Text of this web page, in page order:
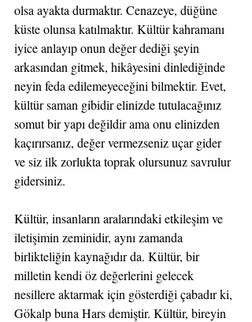
olsa ayakta durmaktır. Cenazeye, düğüne
küste olunsa katılmaktır. Kültür kahramanı
iyice anlayıp onun değer dediği şeyin
arkasından gitmek, hikâyesini dinlediğinde
neyin feda edilemeyeceğini bilmektir. Evet,
kültür saman gibidir elinizde tutulacağınız
somut bir yapı değildir ama onu elinizden
kaçırırsanız, değer vermezseniz uçar gider
ve siz ilk zorlukta toprak olursunuz savrulur
gidersiniz.
Kültür, insanların aralarındaki etkileşim ve
iletişimin zeminidir, aynı zamanda
birlikteliğin kaynağıdır da. Kültür, bir
milletin kendi öz değerlerini gelecek
nesillere aktarmak için gösterdiği çabadır ki,
Gökalp buna Hars demiştir. Kültür, bireyin